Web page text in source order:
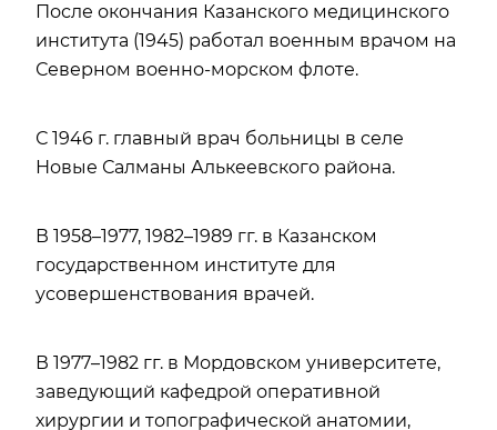
После окончания Казанского медицинского
института (1945) работал военным врачом на
Северном военно-морском флоте.
С 1946 г. главный врач больницы в селе
Новые Салманы Алькеевского района.
В 1958–1977, 1982–1989 гг. в Казанском
государственном институте для
усовершенствования врачей.
В 1977–1982 гг. в Мордовском университете,
заведующий кафедрой оперативной
хирургии и топографической анатомии,